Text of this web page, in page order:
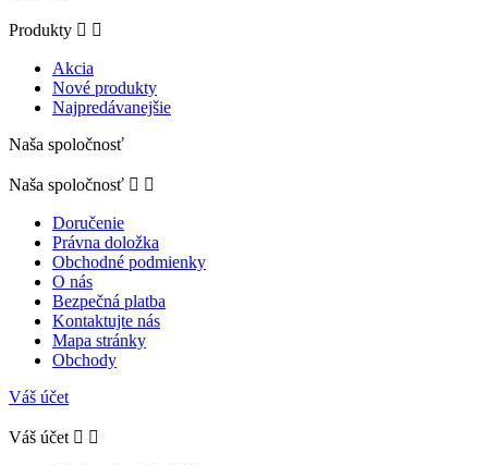
Produkty  
Akcia
Nové produkty
Najpredávanejšie
Naša spoločnosť
Naša spoločnosť  
Doručenie
Právna doložka
Obchodné podmienky
O nás
Bezpečná platba
Kontaktujte nás
Mapa stránky
Obchody
Váš účet
Váš účet  